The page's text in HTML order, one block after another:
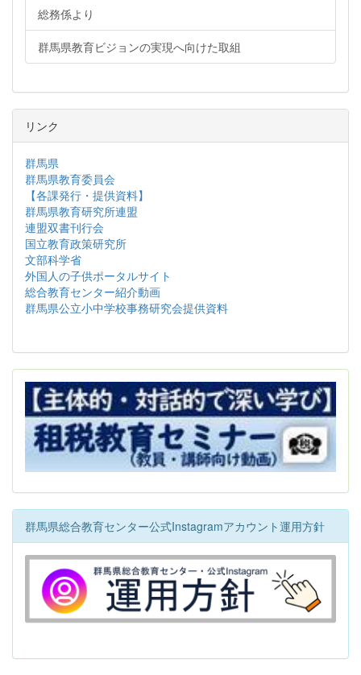
総務係より
群馬県教育ビジョンの実現へ向けた取組
リンク
群馬県
群馬県教育委員会
【各課発行・提供資料】
群馬県教育研究所連盟
連盟双書刊行会
国立教育政策研究所
文部科学省
外国人の子供ポータルサイト
総合教育センター紹介動画
群馬県公立小中学校事務研究会提供資料
群馬県総合教育センター公式Instagramアカウント運用方針